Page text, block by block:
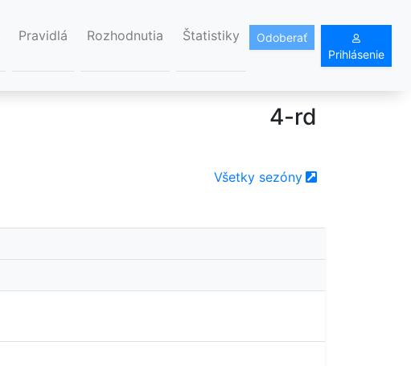
Pravidlá Rozhodnutia Štatistiky
Odoberať
Prihlásenie
4-rd
Všetky sezóny